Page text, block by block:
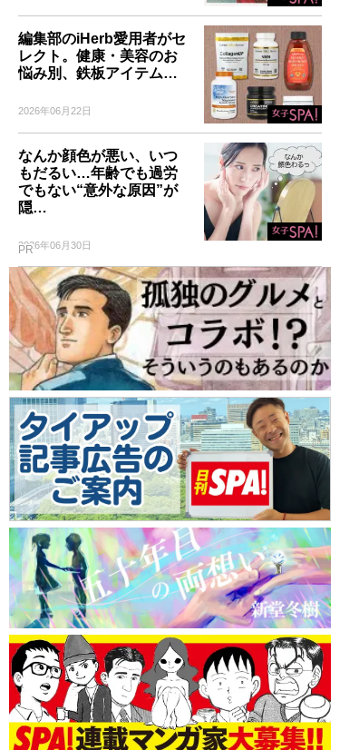
編集部のiHerb愛用者がセ
レクト。健康・美容のお
悩み別、鉄板アイテム…
2026年06月22日
なんか顔色が悪い、いつ
もだるい…年齢でも過労
でもない“意外な原因”が
隠…
2026年06月30日
PR